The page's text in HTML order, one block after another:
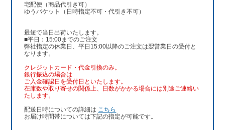
宅配便（商品代引き可）
ゆうパケット（日時指定不可・代引き不可）
最短で当日出荷いたします。
■平日：15:00までのご注文
弊社指定の休業日、平日15:00以降のご注文は翌営業日の受付と
なります。
クレジットカード・代金引換のみ。
銀行振込の場合は
ご入金確認日を受付日といたします。
在庫数や取り寄せの関係上、日数がかかる場合には別途ご連絡い
たします。
配送日時についての詳細は こちら
お届け時間帯については下記の指定が可能です。